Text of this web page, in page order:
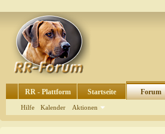
RR - Plattform Startseite Forum
Hilfe Kalender Aktionen